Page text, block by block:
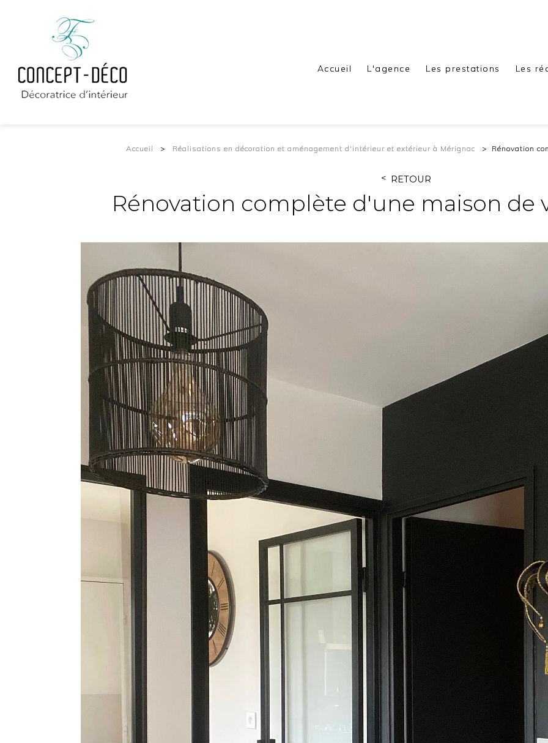
Accueil L'agence Les prestations Les
Accueil Réalisations en décoration et aménagement d'intérieur et extérieur à Mérignac Rénovation
RETOUR
Rénovation complète d'une maison de